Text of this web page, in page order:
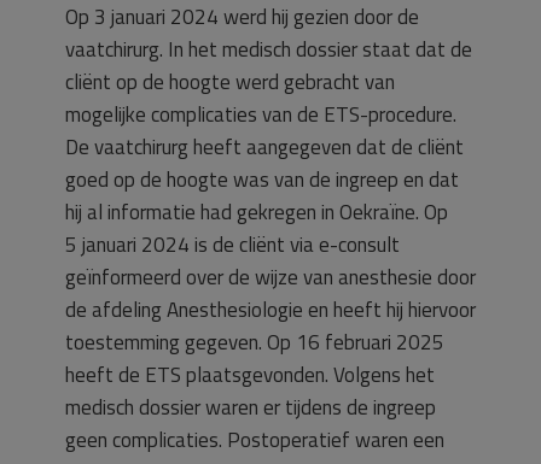
Op 3 januari 2024 werd hij gezien door de
vaatchirurg. In het medisch dossier staat dat de
cliënt op de hoogte werd gebracht van
mogelijke complicaties van de ETS-procedure.
De vaatchirurg heeft aangegeven dat de cliënt
goed op de hoogte was van de ingreep en dat
hij al informatie had gekregen in Oekraïne. Op
5 januari 2024 is de cliënt via e-consult
geïnformeerd over de wijze van anesthesie door
de afdeling Anesthesiologie en heeft hij hiervoor
toestemming gegeven. Op 16 februari 2025
heeft de ETS plaatsgevonden. Volgens het
medisch dossier waren er tijdens de ingreep
geen complicaties. Postoperatief waren een